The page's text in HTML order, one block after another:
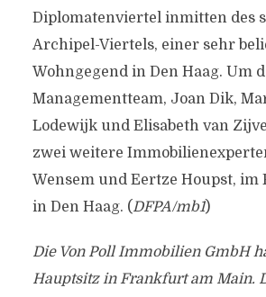
Diplomatenviertel inmitten des
Archipel-Viertels, einer sehr
Wohngegend in Den Haag. Um
Managementteam, Joan Dik,
Lodewijk und Elisabeth van
zwei weitere
Wensem und Eertze Houpst,
in Den Haag. (DFPA/mb1)
Die Von Poll Immobilien GmbH
Hauptsitz in Frankfurt am Main.